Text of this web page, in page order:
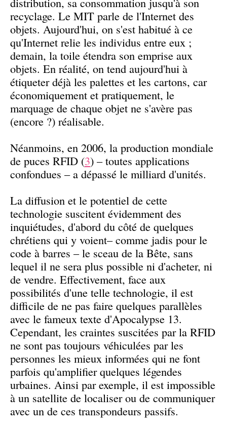
recyclage. Le MIT parle de l'Internet des
objets. Aujourd'hui, on s'est habitué à ce
qu'Internet relie les individus entre eux ;
demain, la toile étendra son emprise aux
objets. En réalité, on tend aujourd'hui à
étiqueter déjà les palettes et les cartons, car
économiquement et pratiquement, le
marquage de chaque objet ne s'avère pas
(encore ?) réalisable.
Néanmoins, en 2006, la production mondiale
de puces RFID (3) – toutes applications
confondues – a dépassé le milliard d'unités.
La diffusion et le potentiel de cette
technologie suscitent évidemment des
inquiétudes, d'abord du côté de quelques
chrétiens qui y voient– comme jadis pour le
code à barres – le sceau de la Bête, sans
lequel il ne sera plus possible ni d'acheter, ni
de vendre. Effectivement, face aux
possibilités d'une telle technologie, il est
difficile de ne pas faire quelques parallèles
avec le fameux texte d'Apocalypse 13.
Cependant, les craintes suscitées par la RFID
ne sont pas toujours véhiculées par les
personnes les mieux informées qui ne font
parfois qu'amplifier quelques légendes
urbaines. Ainsi par exemple, il est impossible
à un satellite de localiser ou de communiquer
avec un de ces transpondeurs passifs.